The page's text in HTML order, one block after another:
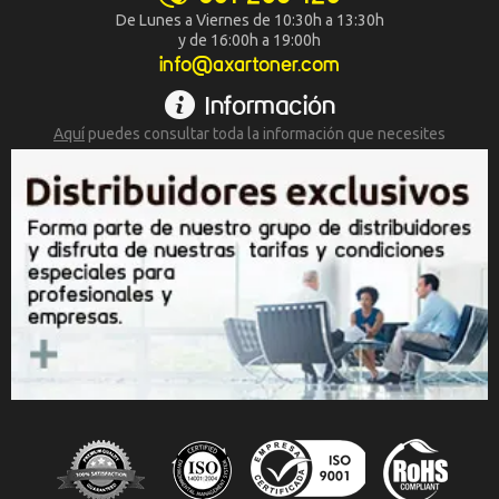
Recomendaría su compra: Si
De Lunes a Viernes de 10:30h a 13:30h
y de 16:00h a 19:00h
info@axartoner.com
Información
Aquípuedes consultar toda la información que necesites